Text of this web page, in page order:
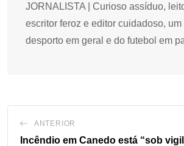
JORNALISTA | Curioso assíduo,
escritor feroz e editor cuidadoso,
desporto em geral e do futebol em
ANTERIOR
Incêndio em Canedo está “sob